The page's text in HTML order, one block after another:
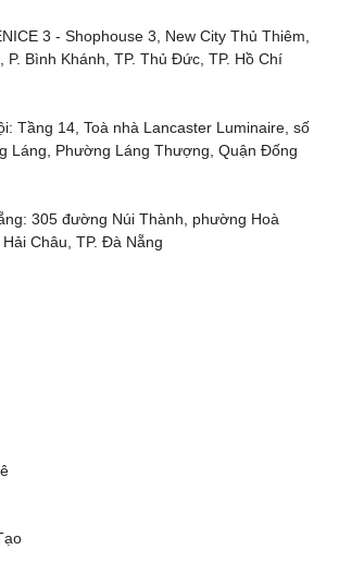
3 - Shophouse 3, New City Thủ Thiêm,
P. Bình Khánh, TP. Thủ Đức, TP. Hồ Chí
Tầng 14, Toà nhà Lancaster Luminaire, số
Láng, Phường Láng Thượng, Quận Đống
305 đường Núi Thành, phường Hoà
Châu, TP. Đà Nẵng